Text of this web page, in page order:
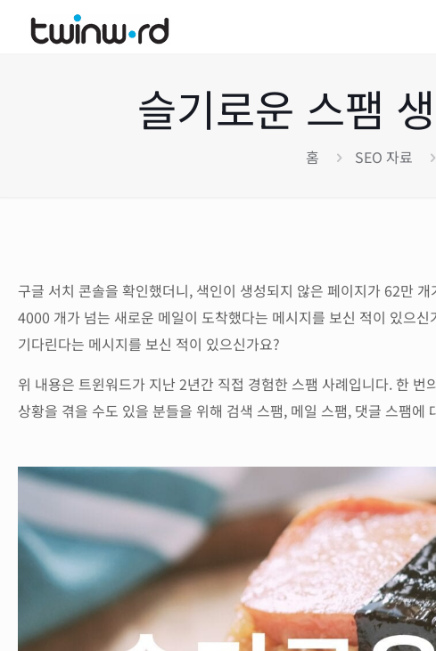
슬기로운 스팸
홈 SEO 자료
구글 서치 콘솔을 확인했더니, 색인이 생성되지 않은 페이지가 62만
4000 개가 넘는 새로운 메일이 도착했다는 메시지를 보신 적이 있으
기다린다는 메시지를 보신 적이 있으신가요?
위 내용은 트윈워드가 지난 2년간 직접 경험한 스팸 사례입니다. 한
상황을 겪을 수도 있을 분들을 위해 검색 스팸, 메일 스팸, 댓글 스팸